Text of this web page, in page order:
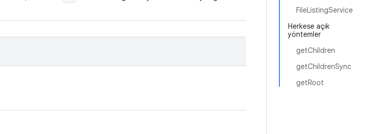
FileListingService
Herkese açık
yöntemler
getChildren
getChildrenSync
getRoot